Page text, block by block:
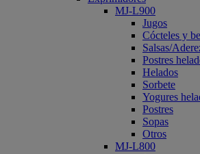
MJ-L900
Jugos
Cócteles y
Salsas/
Postres
Helados
Sorbete
Yogures
Postres
Sopas
Otros
MJ-L800